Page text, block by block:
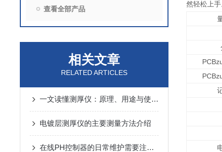
查看全部产品
相关文章
RELATED ARTICLES
一文读懂测厚仪：原理、用途与使用方法
电镀层测厚仪的主要测量方法介绍
在线PH控制器的日常维护需要注意哪些
然轻松上
PCB
PCB